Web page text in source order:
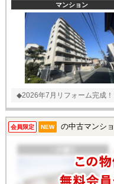
マンション
◆2026年7月リフォーム完成
会員限定 NEW の中古マンシ